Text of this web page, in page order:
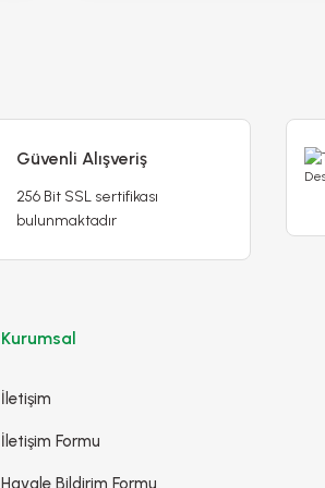
75,00 TL
Caractere Lale Soğanı
Güvenli Alışveriş
256 Bit SSL sertifikası
bulunmaktadır
Kurumsal
İletişim
İletişim Formu
Havale Bildirim Formu